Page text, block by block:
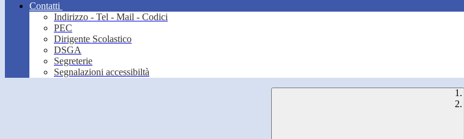
Contatti
Indirizzo - Tel - Mail - Codici
PEC
Dirigente Scolastico
DSGA
Segreterie
Segnalazioni accessibiltà